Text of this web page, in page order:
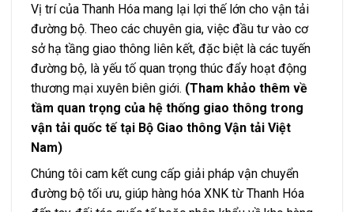
Vị trí của Thanh Hóa mang lại lợi thế lớn cho vận tải
đường bộ. Theo các chuyên gia, việc đầu tư vào cơ
sở hạ tầng giao thông liên kết, đặc biệt là các tuyến
đường bộ, là yếu tố quan trọng thúc đẩy hoạt động
thương mại xuyên biên giới. (Tham khảo thêm về
tầm quan trọng của hệ thống giao thông trong
vận tải quốc tế tại Bộ Giao thông Vận tải Việt
Nam)
Chúng tôi cam kết cung cấp giải pháp vận chuyển
đường bộ tối ưu, giúp hàng hóa XNK từ Thanh Hóa